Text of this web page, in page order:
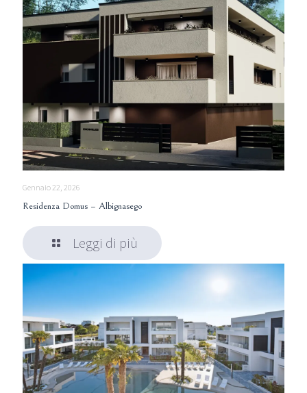
Gennaio 22, 2026
Residenza Domus – Albignasego
Leggi di più